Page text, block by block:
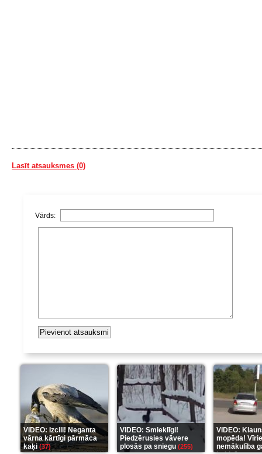
Lasīt atsauksmes (0)
Vārds:
VIDEO: Izcili! Neganta
vārna kārtīgi pārmāca
kaķi(37)
VIDEO: Smieklīgi!
Piedzērusies vāvere
plosās pa sniegu (255)
VIDEO:
mopēda!
nemākulība